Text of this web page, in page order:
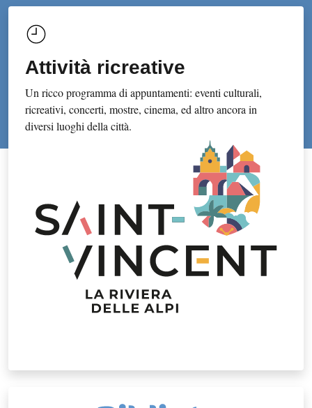
Attività ricreative
Un ricco programma di appuntamenti: eventi culturali,
ricreativi, concerti, mostre, cinema, ed altro ancora in
diversi luoghi della città.